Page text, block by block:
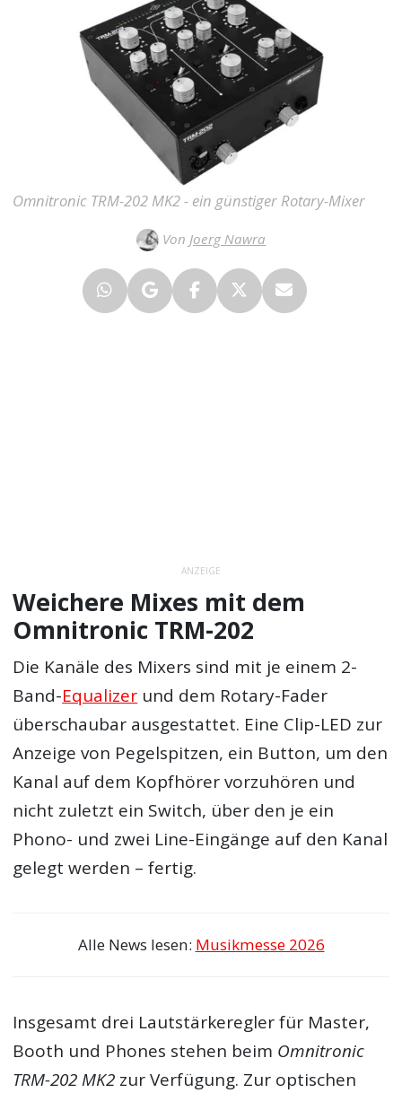
Omnitronic TRM-202 MK2 - ein günstiger Rotary-Mixer
Von Joerg Nawra
ANZEIGE
Weichere Mixes mit dem
Omnitronic TRM-202
Die Kanäle des Mixers sind mit je einem 2-
Band-Equalizer und dem Rotary-Fader
überschaubar ausgestattet. Eine Clip-LED zur
Anzeige von Pegelspitzen, ein Button, um den
Kanal auf dem Kopfhörer vorzuhören und
nicht zuletzt ein Switch, über den je ein
Phono- und zwei Line-Eingänge auf den Kanal
gelegt werden – fertig.
Alle News lesen: Musikmesse 2026
Insgesamt drei Lautstärkeregler für Master,
Booth und Phones stehen beim Omnitronic
TRM-202 MK2 zur Verfügung. Zur optischen